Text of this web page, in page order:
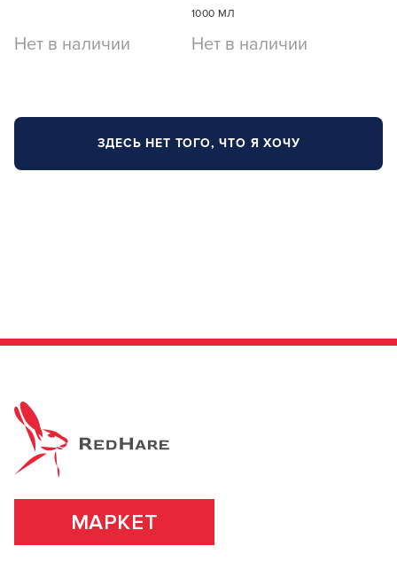
Нет в наличии
1000 МЛ
Нет в наличии
ЗДЕСЬ НЕТ ТОГО, ЧТО Я ХОЧУ
МАРКЕТ